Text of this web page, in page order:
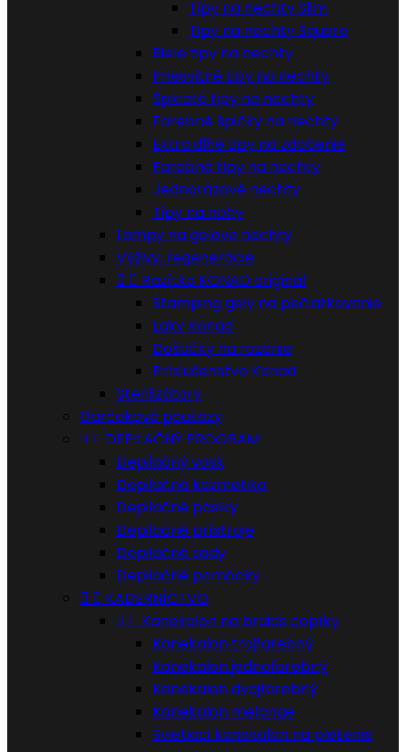
Tipy na nechty Slim
Tipy na nechty Squere
Biele tipy na nechty
Priesvitné tipy na nechty
Špicaté tipy na nechty
Farebné špičky na nechty
Extra dlhé tipy na zdobenie
Farebné tipy na nechty
Jednorázové nechty
Tipy na nohy
Lampy na gelove nechty
Výživy, regenerácie
  Razítka KONAD originál
Stamping gely na pečiatkovanie
Laky Konad
Doštičky na razenie
Príslušenstvo Konad
Sterilizátory
Darčekové poukazy
  DEPILAČNÝ PROGRAM
Depilačný vosk
Depilačná kozmetika
Depilačné pásiky
Depilačné prístroje
Depilačné sady
Depilačné pomôcky
  KADERNÍCTVO
  Kanekalon na braids copíky
Kanekalon trojfarebný
Kanekalon jednofarebný
Kanekalon dvojfarebný
Kanekalon melange
Svietiaci kanekalon na pletenie